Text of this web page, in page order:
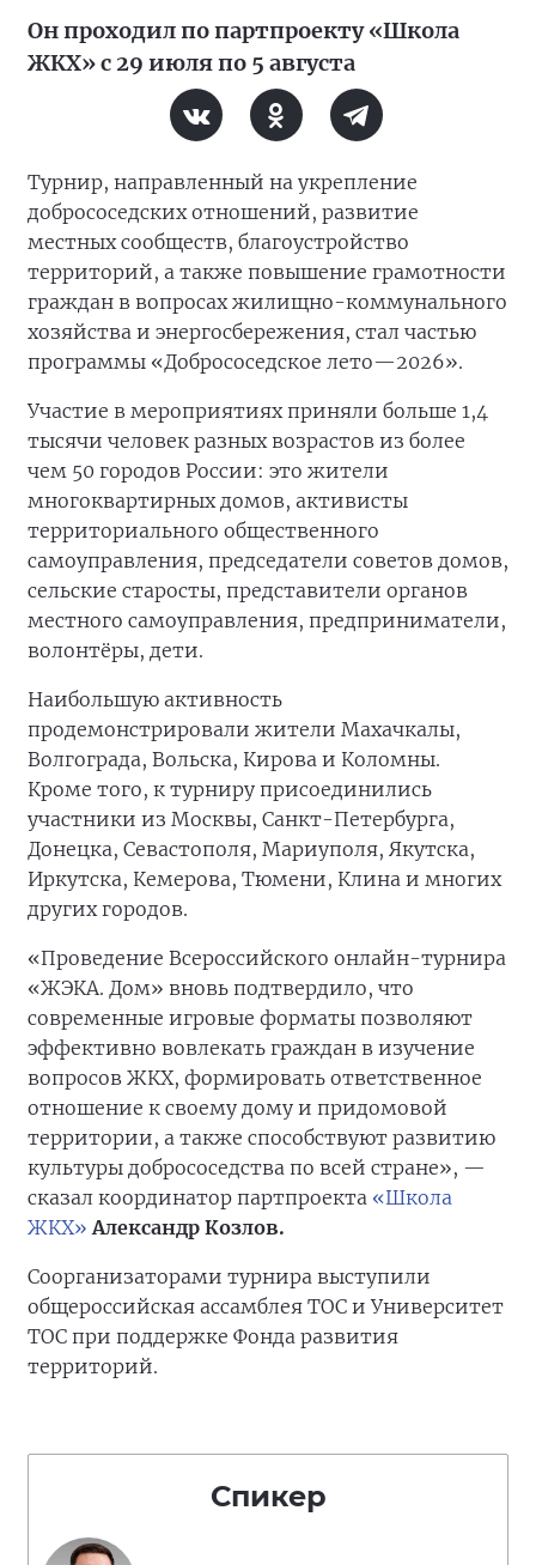
Он проходил по партпроекту «Школа
ЖКХ» с 29 июля по 5 августа
Турнир, направленный на укрепление
добрососедских отношений, развитие
местных сообществ, благоустройство
территорий, а также повышение грамотности
граждан в вопросах жилищно-коммунального
хозяйства и энергосбережения, стал частью
программы «Добрососедское лето—2026».
Участие в мероприятиях приняли больше 1,4
тысячи человек разных возрастов из более
чем 50 городов России: это жители
многоквартирных домов, активисты
территориального общественного
самоуправления, председатели советов домов,
сельские старосты, представители органов
местного самоуправления, предприниматели,
волонтёры, дети.
Наибольшую активность
продемонстрировали жители Махачкалы,
Волгограда, Вольска, Кирова и Коломны.
Кроме того, к турниру присоединились
участники из Москвы, Санкт-Петербурга,
Донецка, Севастополя, Мариуполя, Якутска,
Иркутска, Кемерова, Тюмени, Клина и многих
других городов.
«Проведение Всероссийского онлайн-турнира
«ЖЭКА. Дом» вновь подтвердило, что
современные игровые форматы позволяют
эффективно вовлекать граждан в изучение
вопросов ЖКХ, формировать ответственное
отношение к своему дому и придомовой
территории, а также способствуют развитию
культуры добрососедства по всей стране», —
сказал координатор партпроекта «Школа
ЖКХ» Александр Козлов.
Соорганизаторами турнира выступили
общероссийская ассамблея ТОС и Университет
ТОС при поддержке Фонда развития
территорий.
Спикер